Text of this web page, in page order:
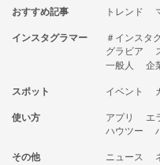
おすすめ記事 トレンド
インスタグラマー
＃インスタ
グラビア
一般人
企
スポット
イベント
使い方
アプリ エ
ハウツー
その他
ニュース